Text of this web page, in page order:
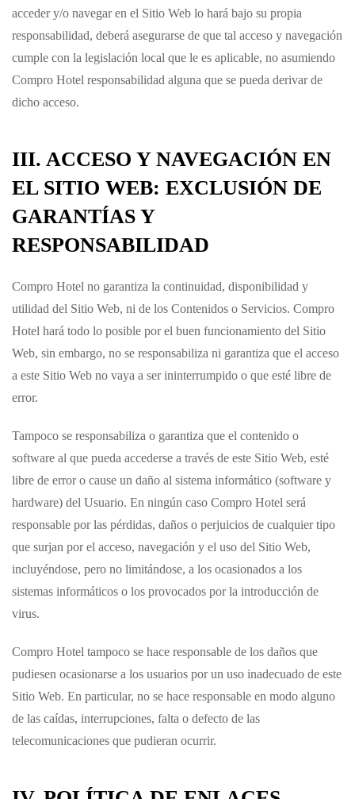
acceder y/o navegar en el Sitio Web lo hará bajo su propia
responsabilidad, deberá asegurarse de que tal acceso y navegación
cumple con la legislación local que le es aplicable, no asumiendo
Compro Hotel responsabilidad alguna que se pueda derivar de
dicho acceso.
III. ACCESO Y NAVEGACIÓN EN
EL SITIO WEB: EXCLUSIÓN DE
GARANTÍAS Y
RESPONSABILIDAD
Compro Hotel no garantiza la continuidad, disponibilidad y
utilidad del Sitio Web, ni de los Contenidos o Servicios. Compro
Hotel hará todo lo posible por el buen funcionamiento del Sitio
Web, sin embargo, no se responsabiliza ni garantiza que el acceso
a este Sitio Web no vaya a ser ininterrumpido o que esté libre de
error.
Tampoco se responsabiliza o garantiza que el contenido o
software al que pueda accederse a través de este Sitio Web, esté
libre de error o cause un daño al sistema informático (software y
hardware) del Usuario. En ningún caso Compro Hotel será
responsable por las pérdidas, daños o perjuicios de cualquier tipo
que surjan por el acceso, navegación y el uso del Sitio Web,
incluyéndose, pero no limitándose, a los ocasionados a los
sistemas informáticos o los provocados por la introducción de
virus.
Compro Hotel tampoco se hace responsable de los daños que
pudiesen ocasionarse a los usuarios por un uso inadecuado de este
Sitio Web. En particular, no se hace responsable en modo alguno
de las caídas, interrupciones, falta o defecto de las
telecomunicaciones que pudieran ocurrir.